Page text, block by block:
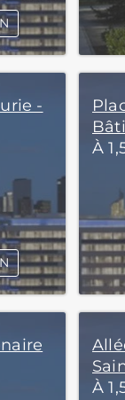
-
À
À